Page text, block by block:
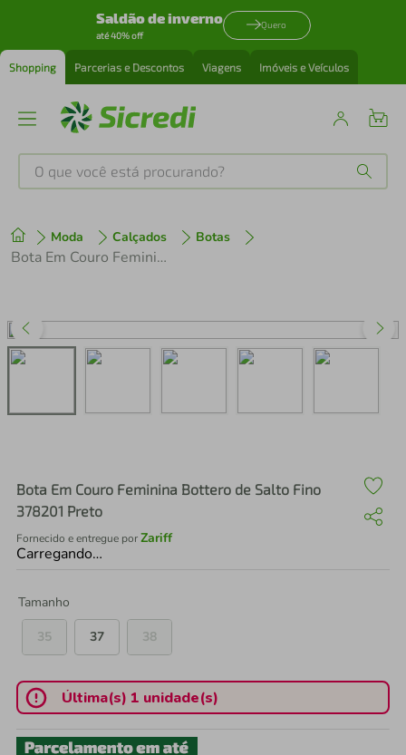
Saldão de inverno
até 40% off
Quero
Shopping Parcerias e Descontos Viagens Imóveis e Veículos
O que você está procurando?
Moda Calçados Botas
Bota Em Couro Feminina Bottero de Salto Fino 378201 Preto
Bota Em Couro Feminina Bottero de Salto Fino
378201 Preto
Fornecido e entregue porZariff
Carregando…
Tamanho
35
37 38
Última(s) 1 unidade(s)
1º tenis
perfume